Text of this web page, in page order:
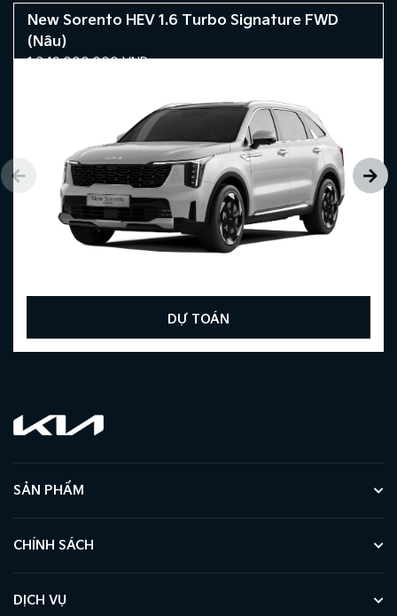
New Sorento HEV 1.6 Turbo Signature FWD
(Nâu)
1.349.000.000VND
DỰ TOÁN
SẢN PHẨM
CHÍNH SÁCH
DỊCH VỤ